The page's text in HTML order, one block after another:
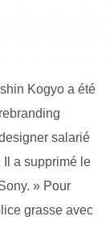
Kogyo a été
salarié
Il a supprimé le
» Pour
grasse avec